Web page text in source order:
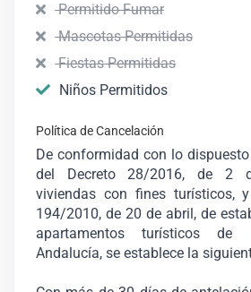
Permitido Fumar
Mascotas Permitidas
Fiestas Permitidas
Niños Permitidos
Política de Cancelación
De conformidad con lo
del Decreto 28/2016, de 2
viviendas con fines turísticos,
194/2010, de 20 de abril, de
apartamentos turísticos
Andalucía, se establece la